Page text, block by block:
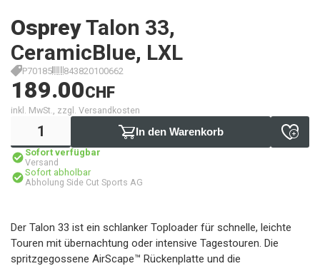
OspreyTalon 33,
CeramicBlue, LXL
P70185 843820100662
189.00CHF
inkl. MwSt., zzgl. Versandkosten
In den Warenkorb
Sofort verfügbar
Versand
Sofort abholbar
Abholung Side Cut Sports AG
Der Talon 33 ist ein schlanker Toploader für schnelle, leichte
Touren mit übernachtung oder intensive Tagestouren. Die
spritzgegossene AirScape™ Rückenplatte und die